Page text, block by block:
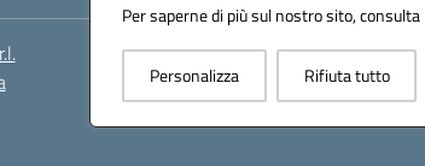
Per saperne di più sul nostro sito, consulta
Personalizza Rifiuta tutto